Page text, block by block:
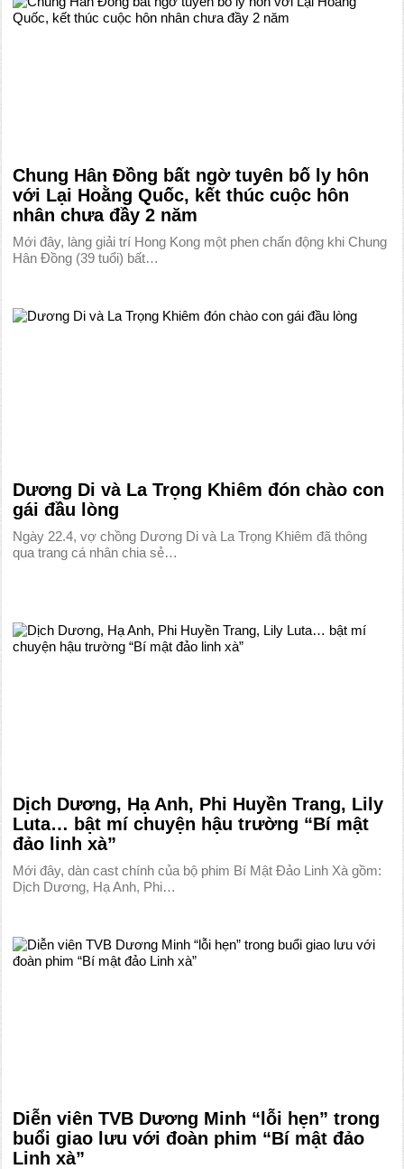
Chung Hân Đồng bất ngờ tuyên bố ly hôn
với Lại Hoằng Quốc, kết thúc cuộc hôn
nhân chưa đầy 2 năm
Mới đây, làng giải trí Hong Kong một phen chấn động khi Chung
Hân Đồng (39 tuổi) bất…
Dương Di và La Trọng Khiêm đón chào con
gái đầu lòng
Ngày 22.4, vợ chồng Dương Di và La Trọng Khiêm đã thông
qua trang cá nhân chia sẻ…
Dịch Dương, Hạ Anh, Phi Huyền Trang, Lily
Luta… bật mí chuyện hậu trường “Bí mật
đảo linh xà”
Mới đây, dàn cast chính của bộ phim Bí Mật Đảo Linh Xà gồm:
Dịch Dương, Hạ Anh, Phi…
Diễn viên TVB Dương Minh “lỗi hẹn” trong
buổi giao lưu với đoàn phim “Bí mật đảo
Linh xà”